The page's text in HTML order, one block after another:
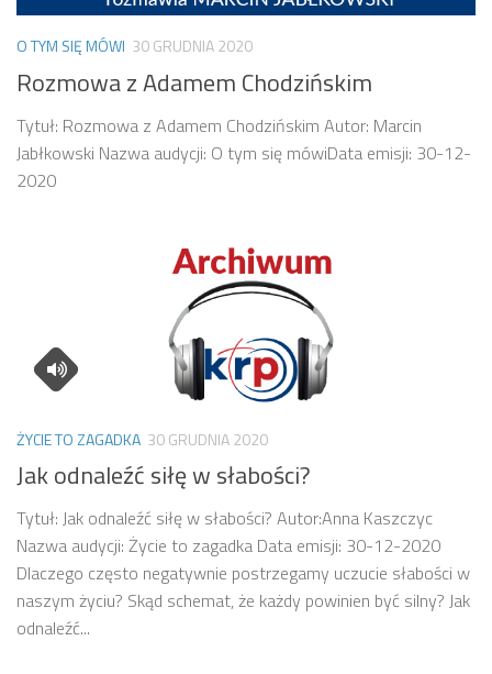
O TYM SIĘ MÓWI 30 GRUDNIA 2020
Rozmowa z Adamem Chodzińskim
Tytuł: Rozmowa z Adamem Chodzińskim Autor: Marcin
Jabłkowski Nazwa audycji: O tym się mówiData emisji: 30-12-
2020
ŻYCIE TO ZAGADKA 30 GRUDNIA 2020
Jak odnaleźć siłę w słabości?
Tytuł: Jak odnaleźć siłę w słabości? Autor:Anna Kaszczyc
Nazwa audycji: Życie to zagadka Data emisji: 30-12-2020
Dlaczego często negatywnie postrzegamy uczucie słabości w
naszym życiu? Skąd schemat, że każdy powinien być silny? Jak
odnaleźć...